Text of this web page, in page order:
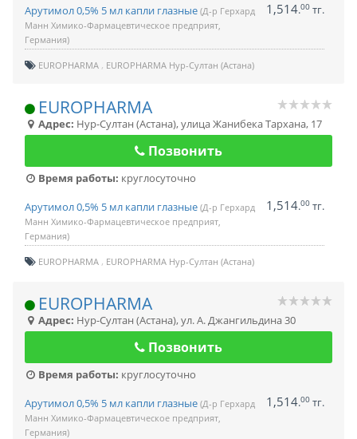
Арутимол 0,5% 5 мл капли глазные (Д-р Герхард
Манн Химико-Фармацевтическое предприят,
Германия)
1,514.00 тг.
EUROPHARMA EUROPHARMA Нур-Султан (Астана)
EUROPHARMA
Адрес: Нур-Султан (Астана),улица Жанибека Тархана, 17
Позвонить
Время работы: круглосуточно
Арутимол 0,5% 5 мл капли глазные (Д-р Герхард
Манн Химико-Фармацевтическое предприят,
Германия)
1,514.00 тг.
EUROPHARMA EUROPHARMA Нур-Султан (Астана)
EUROPHARMA
Адрес: Нур-Султан (Астана),ул. А. Джангильдина 30
Позвонить
Время работы: круглосуточно
Арутимол 0,5% 5 мл капли глазные (Д-р Герхард
Манн Химико-Фармацевтическое предприят,
Германия)
1,514.00 тг.